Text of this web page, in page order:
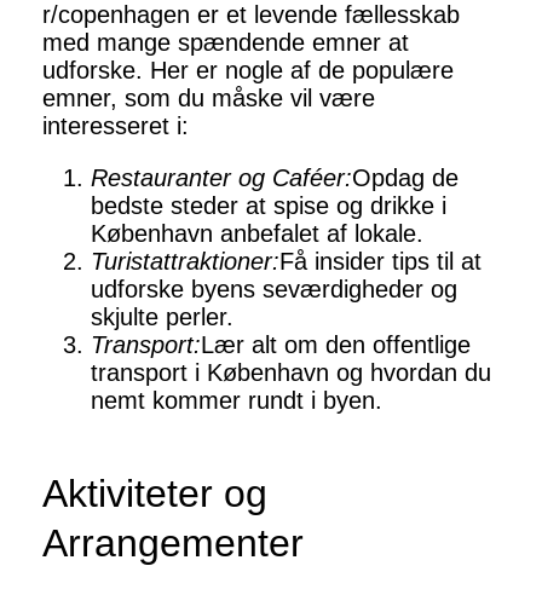
r/copenhagen er et levende fællesskab
med mange spændende emner at
udforske. Her er nogle af de populære
emner, som du måske vil være
interesseret i:
Restauranter og Caféer:Opdag de
bedste steder at spise og drikke i
København anbefalet af lokale.
Turistattraktioner:Få insider tips til at
udforske byens seværdigheder og
skjulte perler.
Transport:Lær alt om den offentlige
transport i København og hvordan du
nemt kommer rundt i byen.
Aktiviteter og
Arrangementer